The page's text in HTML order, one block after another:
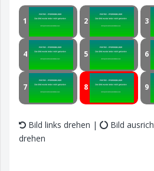
1 2 3
4 5 6
7 8 9
Bild links drehen | Bild
drehen